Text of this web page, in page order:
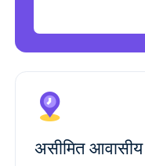
असीमित आवासीय